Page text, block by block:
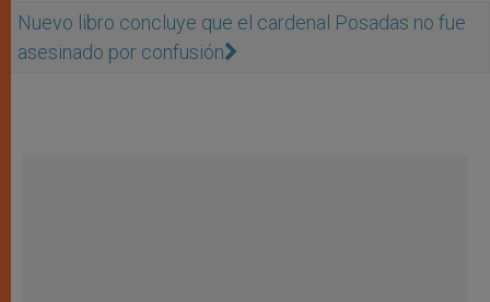
Nuevo libro concluye que el cardenal Posadas no fue
asesinado por confusión